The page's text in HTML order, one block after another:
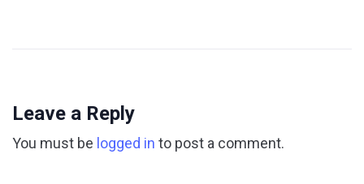
Leave a Reply
You must be logged in to post a comment.